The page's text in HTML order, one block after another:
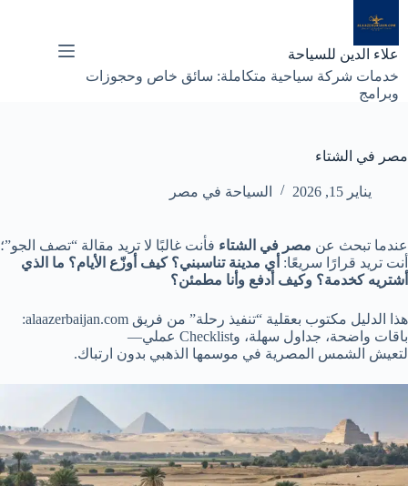
إلى
المحتوى
علاء الدين للسياحة
خدمات شركة سياحية متكاملة: سائق خاص وحجوزات
وبرامج
مصر في الشتاء
يناير 15, 2026 السياحة في مصر
عندما تبحث عن مصر في الشتاء فأنت غالبًا لا تريد مقالة “تصف الجو”؛
أنت تريد قرارًا سريعًا: أي مدينة تناسبني؟ كيف أوزّع الأيام؟ ما الذي
أشتريه كخدمة؟ وكيف أدفع وأنا مطمئن؟
هذا الدليل مكتوب بعقلية “تنفيذ رحلة” من فريق alaazerbaijan.com:
باقات واضحة، جداول سهلة، وChecklist عملي—
لتعيش الشمس المصرية في موسمها الذهبي بدون ارتباك.